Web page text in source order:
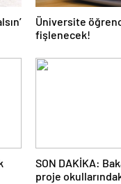
Üniversite
fişlenecek!
SON DAKİKA:
proje